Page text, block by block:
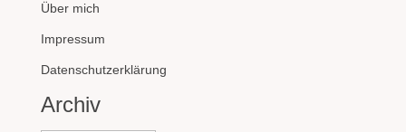
Über mich
Impressum
Datenschutzerklärung
Archiv